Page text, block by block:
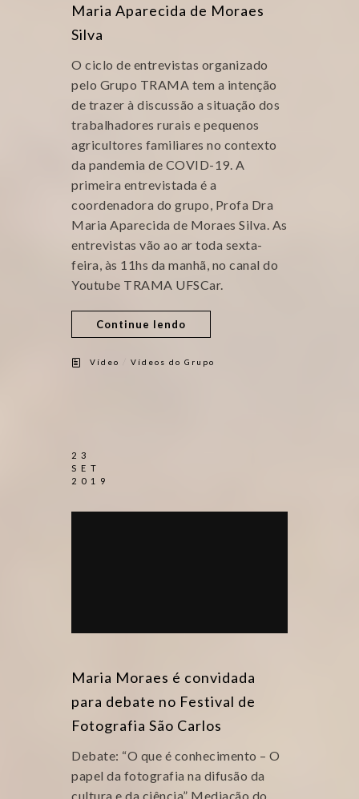
Maria Aparecida de Moraes
Silva
O ciclo de entrevistas organizado
pelo Grupo TRAMA tem a intenção
de trazer à discussão a situação dos
trabalhadores rurais e pequenos
agricultores familiares no contexto
da pandemia de COVID-19. A
primeira entrevistada é a
coordenadora do grupo, Profa Dra
Maria Aparecida de Moraes Silva. As
entrevistas vão ao ar toda sexta-
feira, às 11hs da manhã, no canal do
Youtube TRAMA UFSCar.
Continue lendo
Vídeo Vídeos do Grupo
23
SET
2019
Maria Moraes é convidada
para debate no Festival de
Fotografia São Carlos
Debate: “O que é conhecimento – O
papel da fotografia na difusão da
cultura e da ciência” Mediação do